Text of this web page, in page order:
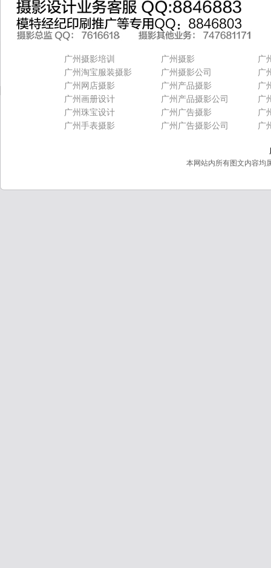
广州摄影培训 广州摄影
广
广州淘宝服装摄影
广州摄影公司
广
广州网店摄影
广州产品摄影
广
广州画册设计
广州产品摄影公司
广
广州珠宝设计
广州广告摄影
广
广州手表摄影
广州广告摄影公司 广
本网站内所有图文内容